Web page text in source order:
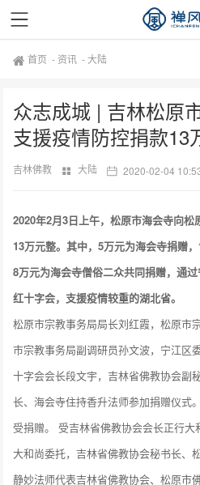
首页 - 资讯 -大陆
众志成城 | 吉林松原
支援疫情防控捐款13
吉林佛教 大陆 2020-02-04
2020年2月3日上午，松原市海会寺向
13万元整。其中，5万元为海会寺捐赠
8万元为海会寺僧俗二众共同捐赠，通
红十字会，支援疫情较重的湖北省。
松原市宗教事务局局长刘红霞，松原市
市宗教事务局副调研员孙文波，宁江区
十字会会长段文宇，吉林省佛教协会副
长、海会寺住持香升法师参加捐赠仪式
受捐赠。 受吉林省佛教协会会长正行
大和尚委托，吉林省佛教协会秘书长、
静妙法师代表吉林省佛教协会、松原市